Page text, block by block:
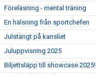
Föreläsning - mental träning
En hälsning från sportchefen
Julstängt på kansliet
Juluppvisning 2025
Biljettsläpp till showcase 2025!